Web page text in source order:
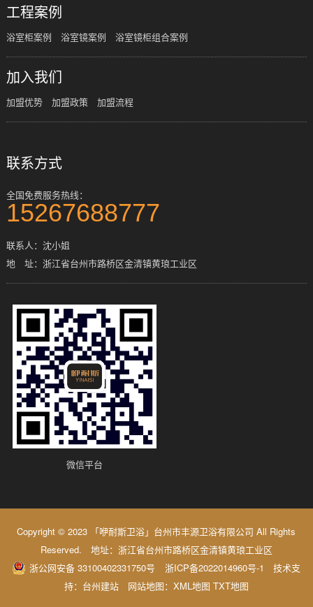
工程案例
浴室柜案例 浴室镜案例 浴室镜柜组合案例
加入我们
加盟优势 加盟政策 加盟流程
联系方式
全国免费服务热线：
15267688777
联系人：沈小姐
地 址：浙江省台州市路桥区金清镇黄琅工业区
微信平台
Copyright © 2023 「咿耐斯卫浴」台州市丰源卫浴有限公司 All Rights
Reserved. 地址：浙江省台州市路桥区金清镇黄琅工业区
浙公网安备 33100402331750号
浙ICP备2022014960号-1
技术支
持： 台州建站网站地图： XML地图 TXT地图